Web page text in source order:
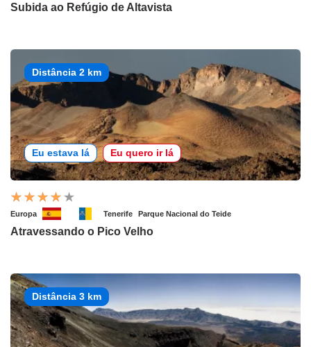
Subida ao Refúgio de Altavista
Distância 2 km
Eu estava lá Eu quero ir lá
Europa Tenerife Parque Nacional do Teide
Atravessando o Pico Velho
Distância 3 km